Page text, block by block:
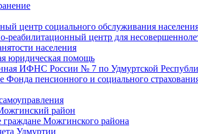
центр социального обслуживания
реабилитационный центр для
населения
юридическая помощь
ИФНС России № 7 по Удмуртской
Фонда пенсионного и социального
район
Можгинского района
Удмуртии